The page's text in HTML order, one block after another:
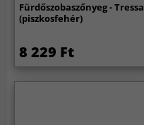
Fürdőszobaszőnyeg - Tressa
(piszkosfehér)
8 229 Ft